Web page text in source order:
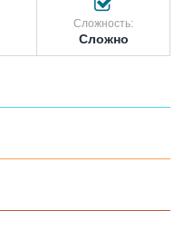
Сложность:
Сложно